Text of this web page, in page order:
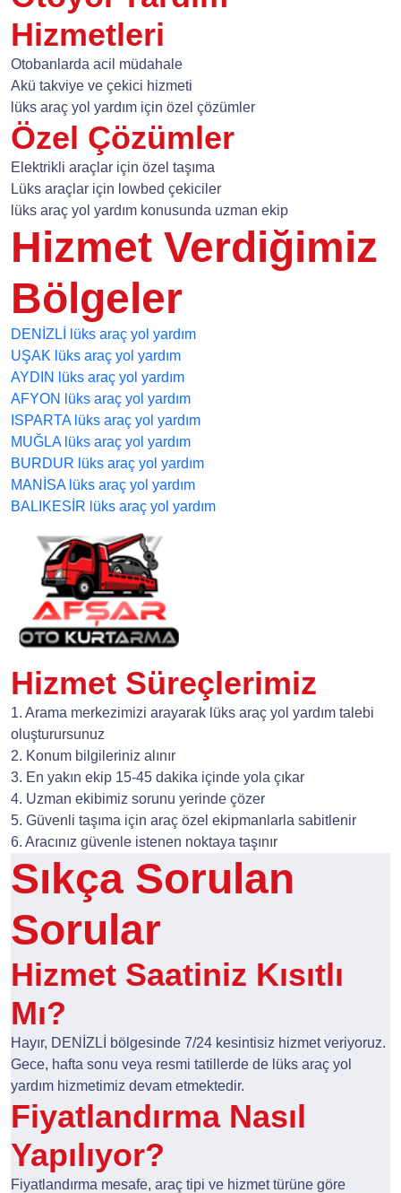
Hizmetleri
Otobanlarda acil müdahale
Akü takviye ve çekici hizmeti
lüks araç yol yardım için özel çözümler
Özel Çözümler
Elektrikli araçlar için özel taşıma
Lüks araçlar için lowbed çekiciler
lüks araç yol yardım konusunda uzman ekip
Hizmet Verdiğimiz
Bölgeler
DENİZLİ lüks araç yol yardım
UŞAK lüks araç yol yardım
AYDIN lüks araç yol yardım
AFYON lüks araç yol yardım
ISPARTA lüks araç yol yardım
MUĞLA lüks araç yol yardım
BURDUR lüks araç yol yardım
MANİSA lüks araç yol yardım
BALIKESİR lüks araç yol yardım
Hizmet Süreçlerimiz
1. Arama merkezimizi arayarak lüks araç yol yardım talebi
oluşturursunuz
2. Konum bilgileriniz alınır
3. En yakın ekip 15-45 dakika içinde yola çıkar
4. Uzman ekibimiz sorunu yerinde çözer
5. Güvenli taşıma için araç özel ekipmanlarla sabitlenir
6. Aracınız güvenle istenen noktaya taşınır
Sıkça Sorulan
Sorular
Hizmet Saatiniz Kısıtlı
Mı?
Hayır, DENİZLİ bölgesinde 7/24 kesintisiz hizmet veriyoruz.
Gece, hafta sonu veya resmi tatillerde de lüks araç yol
yardım hizmetimiz devam etmektedir.
Fiyatlandırma Nasıl
Yapılıyor?
Fiyatlandırma mesafe, araç tipi ve hizmet türüne göre